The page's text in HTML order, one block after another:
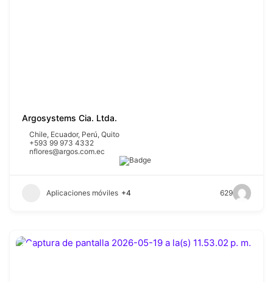
Argosystems Cia. Ltda.
Chile, Ecuador, Perú, Quito
+593 99 973 4332
nflores@argos.com.ec
Aplicaciones móviles +4 629